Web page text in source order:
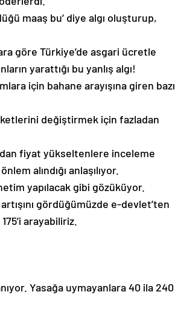
maaş bu’ diye algı oluşturup,
göre Türkiye’de asgari ücretle
yarattığı bu yanlış algı!
için bahane arayışına giren bazı
değiştirmek için fazladan
fiyat yükseltenlere inceleme
alındığı anlaşılıyor.
yapılacak gibi gözüküyor.
gördüğümüzde e-devlet’ten
arayabiliriz.
Yasağa uymayanlara 40 ila 240